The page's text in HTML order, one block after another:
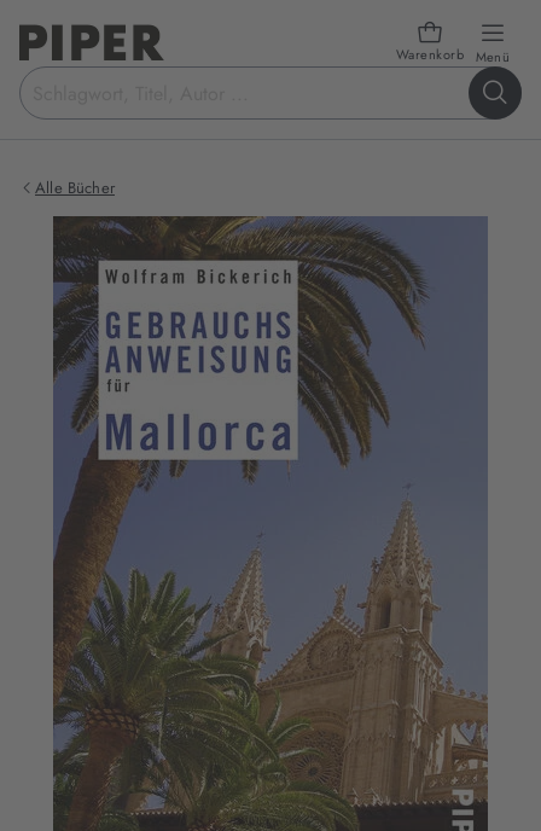
Warenkorb Menü
Suchbegriff
eingeben
Alle Bücher